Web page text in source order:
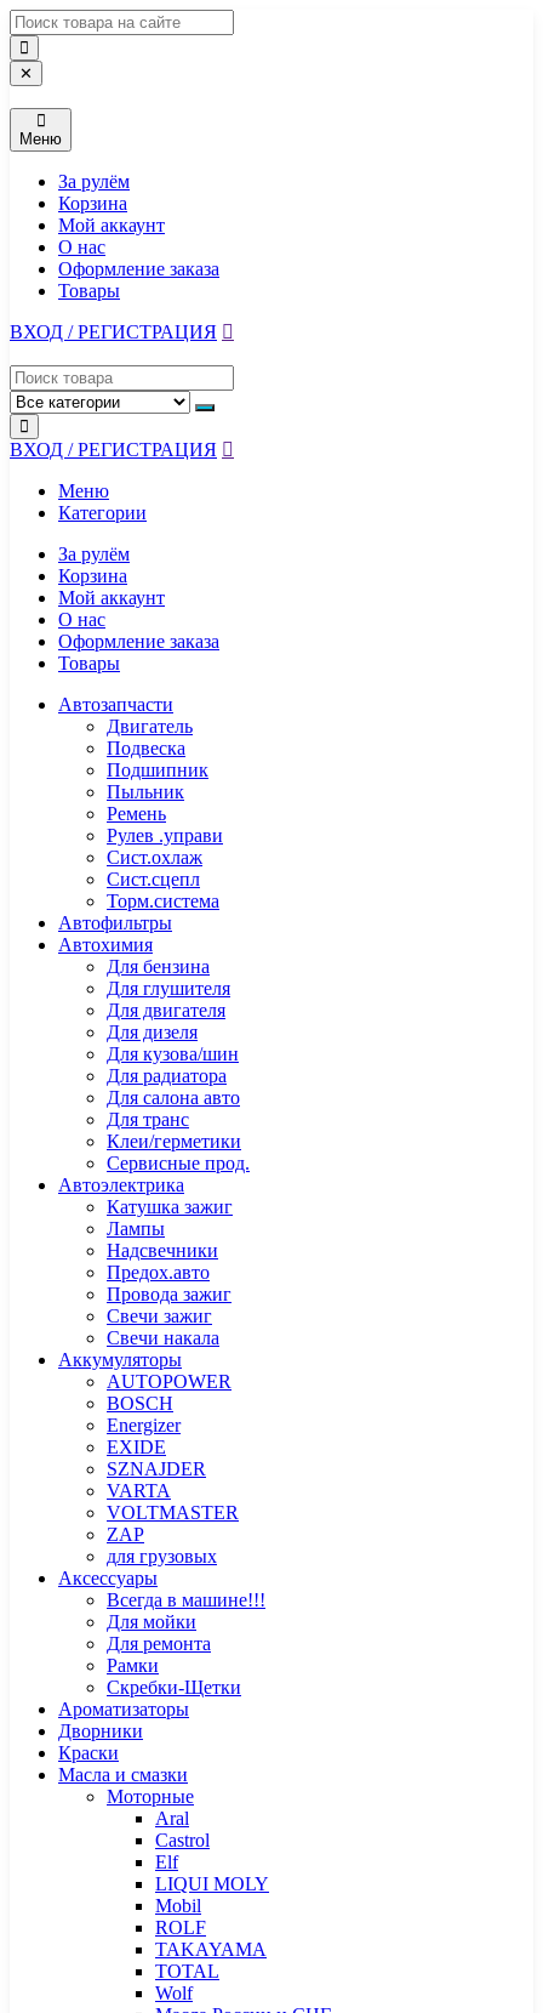
Перейти
к
содержимому
✕
Меню
За рулём
Корзина
Мой аккаунт
О нас
Оформление заказа
Товары
ВХОД / РЕГИСТРАЦИЯ
ВХОД / РЕГИСТРАЦИЯ
Меню
Категории
За рулём
Корзина
Мой аккаунт
О нас
Оформление заказа
Товары
Автозапчасти
Двигатель
Подвеска
Подшипник
Пыльник
Ремень
Рулев .управи
Сист.охлаж
Сист.сцепл
Торм.система
Автофильтры
Автохимия
Для бензина
Для глушителя
Для двигателя
Для дизеля
Для кузова/шин
Для радиатора
Для салона авто
Для транс
Клеи/герметики
Сервисные прод.
Автоэлектрика
Катушка зажиг
Лампы
Надсвечники
Предох.авто
Провода зажиг
Свечи зажиг
Свечи накала
Аккумуляторы
AUTOPOWER
BOSCH
Energizer
EXIDE
SZNAJDER
VARTA
VOLTMASTER
ZAP
для грузовых
Аксессуары
Всегда в машине!!!
Для мойки
Для ремонта
Рамки
Скребки-Щетки
Ароматизаторы
Дворники
Краски
Масла и смазки
Моторные
Aral
Castrol
Elf
LIQUI MOLY
Mobil
ROLF
TAKAYAMA
TOTAL
Wolf